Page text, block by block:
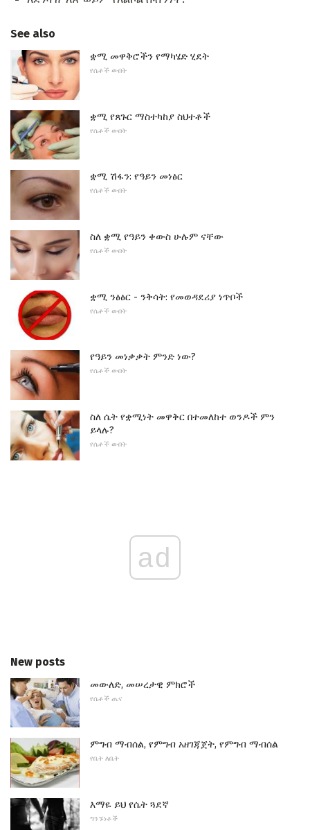
See also
ቋሚ መዋቅሮችን የማካሄድ ሂደት
የሴቶች ውበት
ቋሚ የጸጉር ማስተካከያ ስህተቶች
የሴቶች ውበት
ቋሚ ሽፋን: የዓይን መነፅር
የሴቶች ውበት
ስለ ቋሚ የዓይን ቀውስ ሁሉም ናቸው
የሴቶች ውበት
ቋሚ ንፅፅር - ንቅሳት: የመወዳደሪያ ነጥቦች
የሴቶች ውበት
የዓይን መነቃቃት ምንድ ነው?
የሴቶች ውበት
ስለ ሴት የቋሚነት መዋቅር በተመለከተ ወንዶች ምን
ይላሉ?
የሴቶች ውበት
ad
New posts
መውለድ, መሠረታዊ ምክሮች
የሴቶች ጤና
ምግብ ማብሰል, የምግብ አዘገጃጀት, የምግብ ማብሰል
የቤት ለቤት
እማዬ ይህ የሴት ጓደኛ
ግንኙነቶች